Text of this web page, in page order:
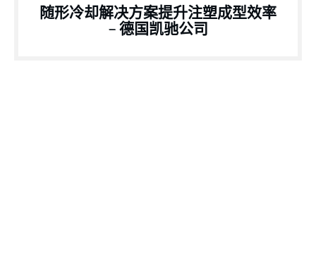
随形冷却解决方案提升注塑成型效率
– 德国凯驰公司